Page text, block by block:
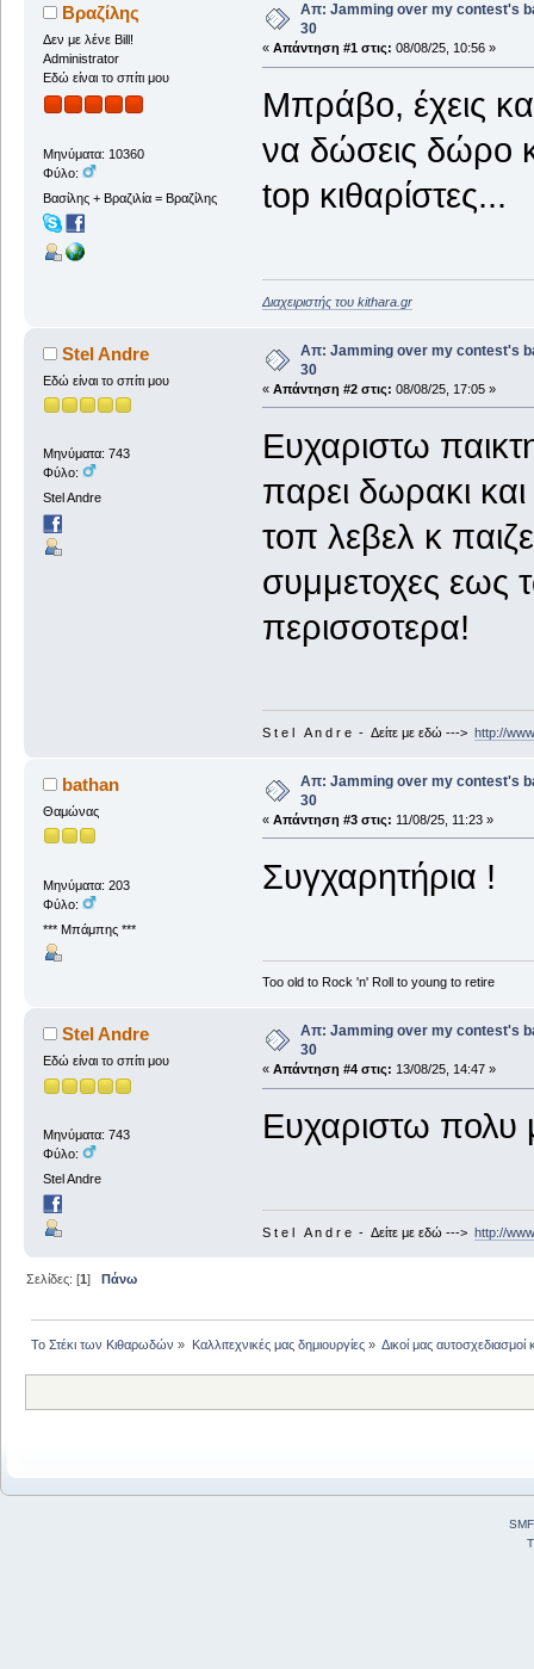
Βραζίλης
Δεν με λένε Bill!
Administrator
Εδώ είναι το σπίτι μου
Μηνύματα: 10360
Φύλο:
Βασίλης + Βραζιλία = Βραζίλης
Απ: Jamming over my contest's
30
« Απάντηση #1 στις: 08/08/25, 10:56 »
Μπράβο, έχεις
να δώσεις δώρο
top κιθαρίστες...
Διαχειριστής του kithara.gr
Stel Andre
Εδώ είναι το σπίτι μου
Μηνύματα: 743
Φύλο:
Stel Andre
Απ: Jamming over my contest's
30
« Απάντηση #2 στις: 08/08/25, 17:05 »
Ευχαριστω
παρει δωρακι
τοπ λεβελ κ
συμμετοχες εως
περισσοτερα!
S t e l A n d r e - Δείτε με εδώ ---> http://
bathan
Θαμώνας
Μηνύματα: 203
Φύλο:
*** Μπάμπης ***
Απ: Jamming over my contest's
30
« Απάντηση #3 στις: 11/08/25, 11:23 »
Συγχαρητήρια !
Too old to Rock 'n' Roll to young to retire
Stel Andre
Εδώ είναι το σπίτι μου
Μηνύματα: 743
Φύλο:
Stel Andre
Απ: Jamming over my contest's
30
« Απάντηση #4 στις: 13/08/25, 14:47 »
Ευχαριστω πολυ
S t e l A n d r e - Δείτε με εδώ ---> http://
Σελίδες: [1]Πάνω
Το Στέκι των Κιθαρωδών » Καλλιτεχνικές μας δημιουργίες» Δικοί μας αυτοσχεδιασμοί